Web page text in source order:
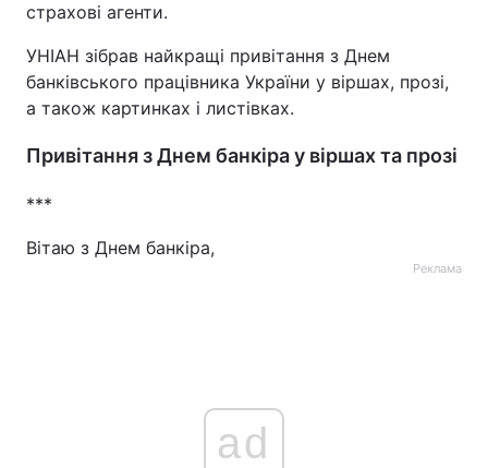
страхові агенти.
УНІАН зібрав найкращі привітання з Днем
банківського працівника України у віршах, прозі,
а також картинках і листівках.
Привітання з Днем банкіра у віршах та прозі
***
Вітаю з Днем банкіра,
Реклама
ad